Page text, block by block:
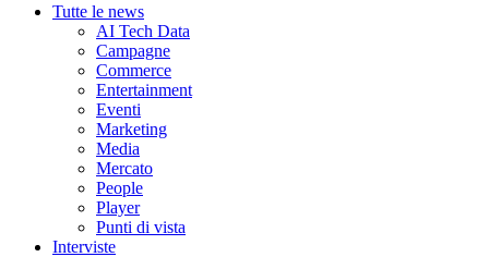
Tutte le news
AI Tech Data
Campagne
Commerce
Entertainment
Eventi
Marketing
Media
Mercato
People
Player
Punti di vista
Interviste